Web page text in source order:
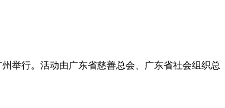
行。活动由广东省慈善总会、广东省社会组织总